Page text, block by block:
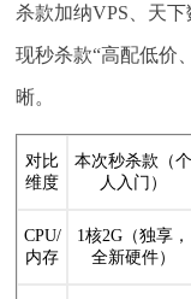
杀款加纳VPS、天
现秒杀款“高配低价
晰。
对比
维度
本次秒杀款（个
人入门）
CPU/
内存
1核2G（独享，
全新硬件）